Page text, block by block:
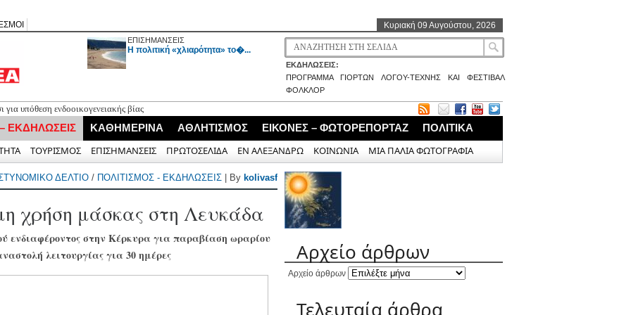
Κυριακή 09 Αυγούστου, 2026
ΕΠΙΣΗΜΑΝΣΕΙΣ
H πολιτική «χλιαρότητα» το�...
ΕΚΔΗΛΩΣΕΙΣ:
ΠΡΟΓΡΑΜΜΑ ΓΙΟΡΤΩΝ ΛΟΓΟΥ-ΤΕΧΝΗΣ ΚΑΙ ΦΕΣΤΙΒΑΛ
ΦΟΛΚΛΟΡ
υπόθεση ενδοοικογενειακής βίας
στη Λευκάδα στο πλαίσιο αστυνομικών ελέγχων
έφτανε σήμερα το μεσημέρι η ουρά των αυτοκινήτων προς Λευκάδα (VIDEO)
στο Κηποθέατρο «Άγγελος Σικελιανός»
ΕΚΔΗΛΩΣΕΙΣ ΚΑΘΗΜΕΡΙΝΑ ΑΘΛΗΤΙΣΜΟΣ ΕΙΚΟΝΕΣ – ΦΩΤΟΡΕΠΟΡΤΑΖ ΠΟΛΙΤΙΚΑ
ΤΟΥΡΙΣΜΟΣ ΕΠΙΣΗΜΑΝΣΕΙΣ ΠΡΩΤΟΣΕΛΙΔΑ ΕΝ ΑΛΕΞΑΝΔΡΩ ΚΟΙΝΩΝΙΑ ΜΙΑ ΠΑΛΙΑ ΦΩΤΟΓΡΑΦΙΑ
ΔΕΛΤΙΟ / ΠΟΛΙΤΙΣΜΟΣ - ΕΚΔΗΛΩΣΕΙΣ | By kolivasf
χρήση μάσκας στη Λευκάδα
ενδιαφέροντος στην Κέρκυρα για παραβίαση ωραρίου
λειτουργίας για 30 ημέρες
Αρχείο άρθρων
Αρχείο άρθρων
Τελευταία άρθρα